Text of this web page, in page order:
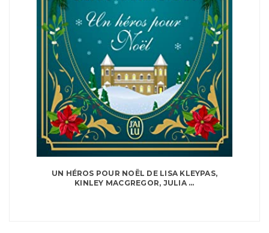
UN HÉROS POUR NOËL DE LISA KLEYPAS,
KINLEY MACGREGOR, JULIA ...